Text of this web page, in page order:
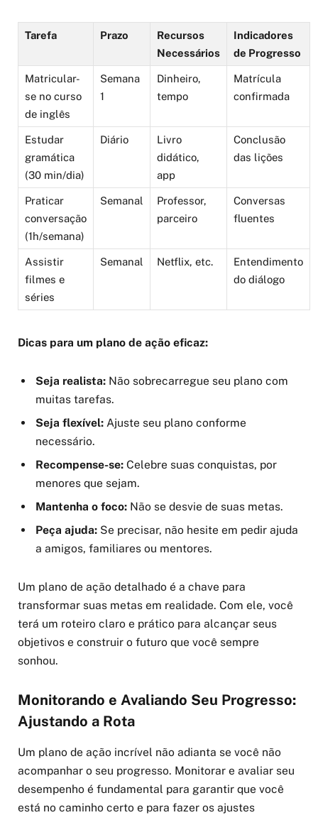
Tarefa Prazo
Recursos
Necessários
Indicadores
de Progresso
Matricular-
se no curso
de inglês
Semana
1
Dinheiro,
tempo
Matrícula
confirmada
Estudar
gramática
(30 min/dia)
Diário
Livro
didático,
app
Conclusão
das lições
Praticar
conversação
(1h/semana)
Semanal
Professor,
parceiro
Conversas
fluentes
Assistir
filmes e
séries
Semanal Netflix, etc.
Entendimento
do diálogo
Dicas para um plano de ação eficaz:
Seja realista: Não sobrecarregue seu plano com
muitas tarefas.
Seja flexível: Ajuste seu plano conforme
necessário.
Recompense-se: Celebre suas conquistas, por
menores que sejam.
Mantenha o foco: Não se desvie de suas metas.
Peça ajuda: Se precisar, não hesite em pedir ajuda
a amigos, familiares ou mentores.
Um plano de ação detalhado é a chave para
transformar suas metas em realidade. Com ele, você
terá um roteiro claro e prático para alcançar seus
objetivos e construir o futuro que você sempre
sonhou.
Monitorando e Avaliando Seu Progresso:
Ajustando a Rota
Um plano de ação incrível não adianta se você não
acompanhar o seu progresso. Monitorar e avaliar seu
desempenho é fundamental para garantir que você
está no caminho certo e para fazer os ajustes